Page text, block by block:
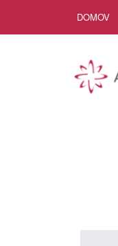
DOMOV